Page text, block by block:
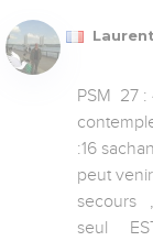
PSM  27
:16
peut
secours
seul